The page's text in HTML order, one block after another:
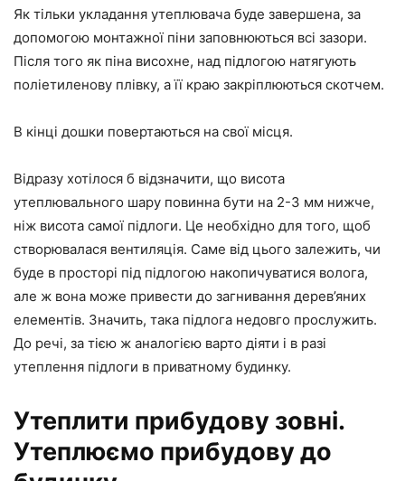
Як тільки укладання утеплювача буде завершена, за
допомогою монтажної піни заповнюються всі зазори.
Після того як піна висохне, над підлогою натягують
поліетиленову плівку, а її краю закріплюються скотчем.
В кінці дошки повертаються на свої місця.
Відразу хотілося б відзначити, що висота
утеплювального шару повинна бути на 2-3 мм нижче,
ніж висота самої підлоги. Це необхідно для того, щоб
створювалася вентиляція. Саме від цього залежить, чи
буде в просторі під підлогою накопичуватися волога,
але ж вона може привести до загнивання дерев’яних
елементів. Значить, така підлога недовго прослужить.
До речі, за тією ж аналогією варто діяти і в разі
утеплення підлоги в приватному будинку.
Утеплити прибудову зовні.
Утеплюємо прибудову до